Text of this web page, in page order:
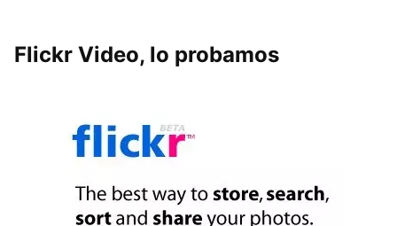
Flickr Video, lo probamos